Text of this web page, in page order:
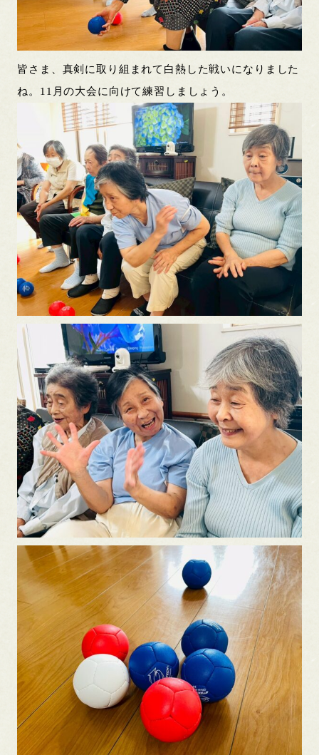
皆さま、真剣に取り組まれて白熱した戦いになりました
ね。11月の大会に向けて練習しましょう。